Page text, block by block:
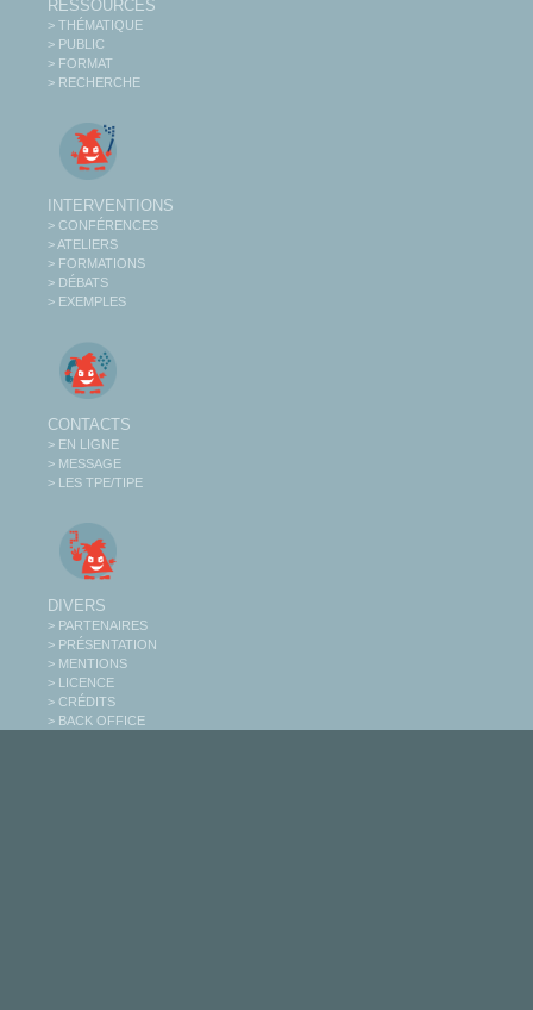
RESSOURCES
> THÉMATIQUE
> PUBLIC
> FORMAT
> RECHERCHE
INTERVENTIONS
> CONFÉRENCES
> ATELIERS
> FORMATIONS
> DÉBATS
> EXEMPLES
CONTACTS
> EN LIGNE
> MESSAGE
> LES TPE/TIPE
DIVERS
> PARTENAIRES
> PRÉSENTATION
> MENTIONS
> LICENCE
> CRÉDITS
> BACK OFFICE